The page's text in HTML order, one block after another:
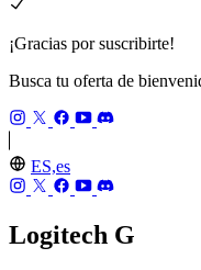
¡Gracias por suscribirte!
Busca tu oferta de
ES,es
Logitech G